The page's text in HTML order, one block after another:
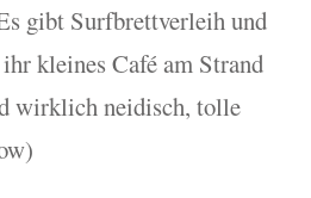
gibt Surfbrettverleih und
kleines Café am Strand
wirklich neidisch, tolle